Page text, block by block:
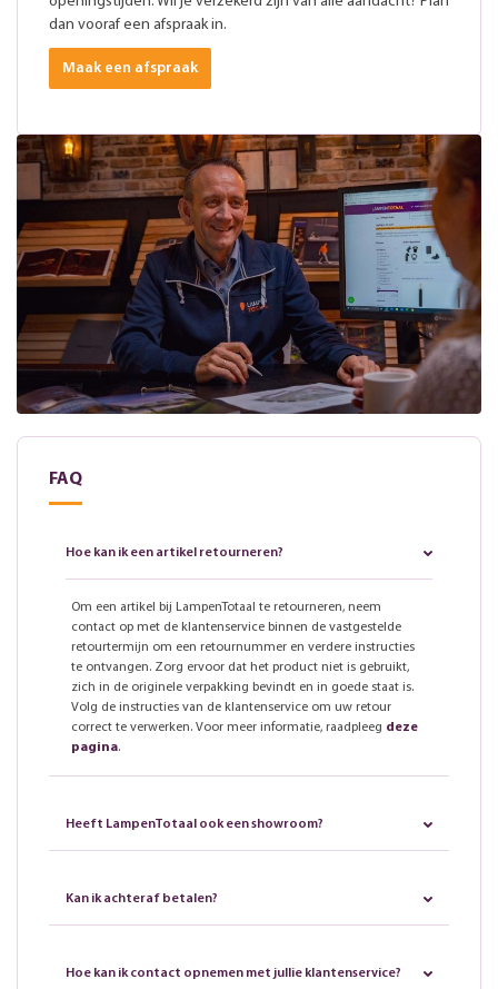
dan vooraf een afspraak in.
Maak een afspraak
FAQ
Hoe kan ik een artikel retourneren?
Om een artikel bij LampenTotaal te retourneren, neem
contact op met de klantenservice binnen de vastgestelde
retourtermijn om een retournummer en verdere instructies
te ontvangen. Zorg ervoor dat het product niet is gebruikt,
zich in de originele verpakking bevindt en in goede staat is.
Volg de instructies van de klantenservice om uw retour
correct te verwerken. Voor meer informatie, raadpleeg deze
pagina.
Heeft LampenTotaal ook een showroom?
Kan ik achteraf betalen?
Hoe kan ik contact opnemen met jullie klantenservice?